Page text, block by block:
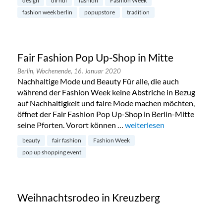
fashion week berlin
popupstore tradition
Fair Fashion Pop Up-Shop in Mitte
Berlin, Wochenende, 16. Januar 2020
Nachhaltige Mode und Beauty Für alle, die auch
während der Fashion Week keine Abstriche in Bezug
auf Nachhaltigkeit und faire Mode machen möchten,
öffnet der Fair Fashion Pop Up-Shop in Berlin-Mitte
seine Pforten. Vorort können … „Fair Fashion Pop Up-Shop
weiterlesen
beauty fair fashion
Fashion Week
pop up shopping event
Weihnachtsrodeo in Kreuzberg